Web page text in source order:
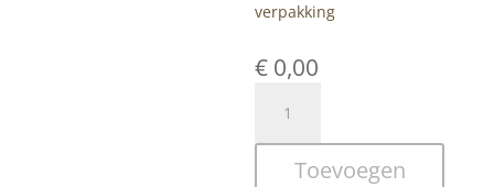
verpakking
€ 0,00
Trevira
Gordijnen
Toevoegen